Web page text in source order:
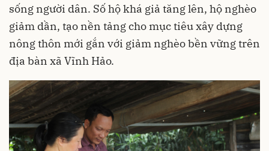
sống người dân. Số hộ khá giả tăng lên, hộ nghèo
giảm dần, tạo nền tảng cho mục tiêu xây dựng
nông thôn mới gắn với giảm nghèo bền vững trên
địa bàn xã Vĩnh Hảo.